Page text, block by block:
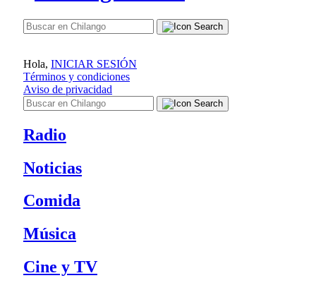
Hola, INICIAR SESIÓN
Términos y condiciones
Aviso de privacidad
Radio
Noticias
Comida
Música
Cine y TV